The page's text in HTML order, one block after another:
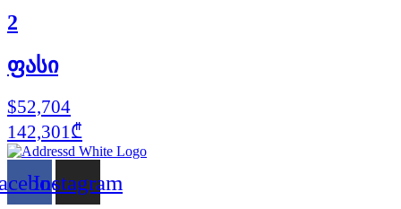
2
ფასი
$52,704
142,301₾
Instagram